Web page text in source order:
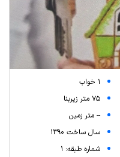
1 خواب
75 متر زیربنا
-- متر زمین
سال ساخت 1390
شماره طبقه: 1